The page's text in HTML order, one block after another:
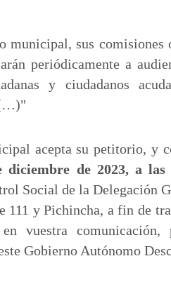
municipal, sus comisiones
periódicamente a
y ciudadanos
acepta su petitorio, y
diciembre de 2023, a las
Social de la Delegación
y Pichincha, a fin de
vuestra
Gobierno Autónomo